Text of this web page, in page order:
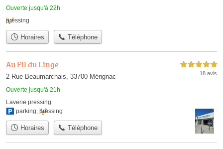
Ouverte jusqu'à 22h
pressing
Horaires Téléphone
Au Fil du Linge
2 Rue Beaumarchais, 33700 Mérignac
Ouverte jusqu'à 21h
5,0 étoiles sur 5
18 avis
Laverie pressing
parking, pressing
Horaires Téléphone